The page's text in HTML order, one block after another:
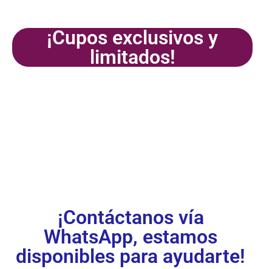
¡Cupos exclusivos y
limitados!
¡Contáctanos vía
WhatsApp, estamos
disponibles para ayudarte!